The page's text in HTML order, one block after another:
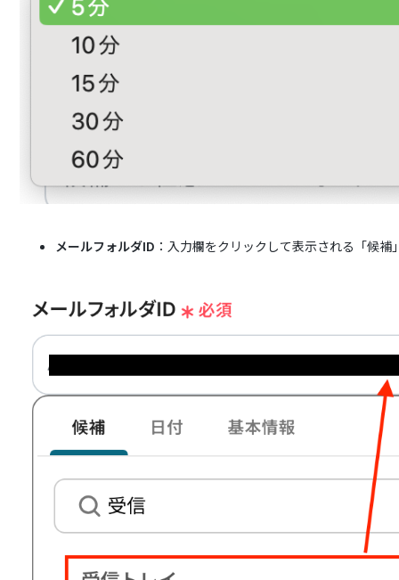
メールフォルダID ：入力欄をクリックして表示される「候補